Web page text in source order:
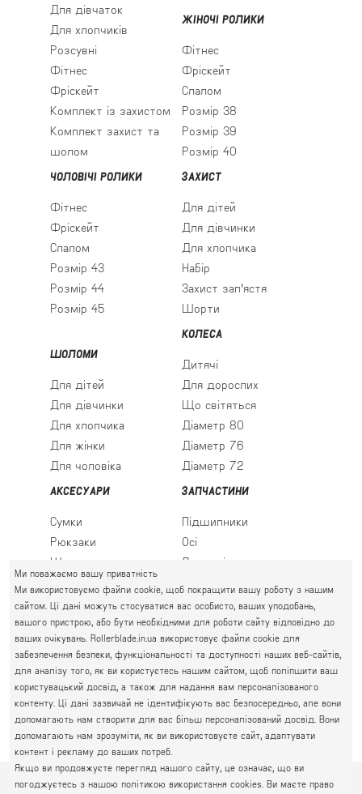
Для дівчаток
Для хлопчиків
Розсувні
Фітнес
Фріскейт
Комплект із захистом
Комплект захист та
шолом
ЖІНОЧІ РОЛИКИ
Фітнес
Фріскейт
Слалом
Розмір 38
Розмір 39
Розмір 40
ЧОЛОВІЧІ РОЛИКИ
Фітнес
Фріскейт
Слалом
Розмір 43
Розмір 44
Розмір 45
ЗАХИСТ
Для дітей
Для дівчинки
Для хлопчика
Набір
Захист зап'ястя
Шорти
ШОЛОМИ
Для дітей
Для дівчинки
Для хлопчика
Для жінки
Для чоловіка
КОЛЕСА
Дитячі
Для дорослих
Що світяться
Діаметр 80
Діаметр 76
Діаметр 72
АКСЕСУАРИ
Сумки
Рюкзаки
Шкарпетки
ЗАПЧАСТИНИ
Підшипники
Осі
Льодові леза
ПРАВИЙ БЕРЕГ
Святошин, Житомирська, Академмістечко
М. КИЇВ, ВУЛ. АКАДЕМІКА КРИМСЬКОГО, 4А
ГРАФІК РОБОТИ:
пн.-пт. 10.00 - 19.00
сб.-нд. 10.00 - 17.00
063 777-59-79
067 111-01-47
050 777-16-00
© 2026Інтернет-магазин Rollerblade Політика
Ми поважаємо вашу приватність
Ми використовуємо файли cookie, щоб покращити вашу роботу з нашим
сайтом. Ці дані можуть стосуватися вас особисто, ваших уподобань,
вашого пристрою, або бути необхідними для роботи сайту відповідно до
ваших очікувань. Rollerblade.in.ua використовує файли cookie для
забезпечення безпеки, функціональності та доступності наших веб-сайтів,
для аналізу того, як ви користуєтесь нашим сайтом, щоб поліпшити ваш
користувацький досвід, а також для надання вам персоналізованого
контенту. Ці дані зазвичай не ідентифікують вас безпосередньо, але вони
допомагають нам створити для вас більш персоналізований досвід. Вони
допомагають нам зрозуміти, як ви використовуєте сайт, адаптувати
контент і рекламу до ваших потреб.
Якщо ви продовжуєте перегляд нашого сайту, це означає, що ви
погоджуєтесь з нашою політикою використання cookies. Ви маєте право